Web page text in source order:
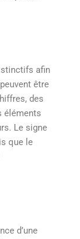
afin
être
des
éléments
Le signe
que le
d’une